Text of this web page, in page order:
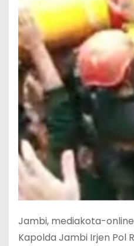
Jambi, mediakota-
Kapolda Jambi Irjen Pol